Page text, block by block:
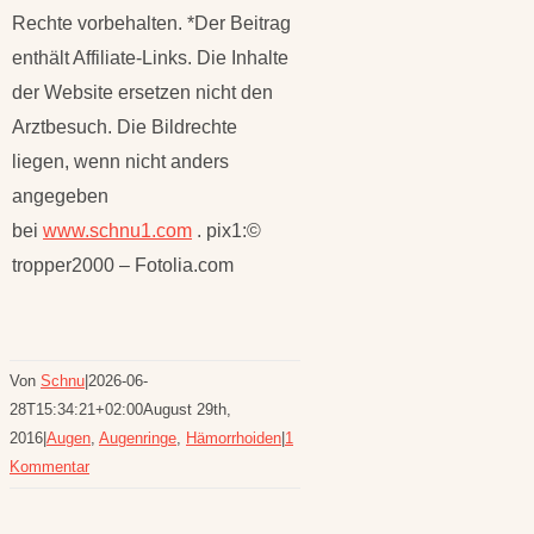
Rechte vorbehalten. *Der Beitrag
enthält Affiliate-Links. Die Inhalte
der Website ersetzen nicht den
Arztbesuch. Die Bildrechte
liegen, wenn nicht anders
angegeben
bei www.schnu1.com . pix1:©
tropper2000 – Fotolia.com
Von Schnu|2026-06-
28T15:34:21+02:00August 29th,
2016|Augen Augenringe Hämorrhoiden|1
Kommentar